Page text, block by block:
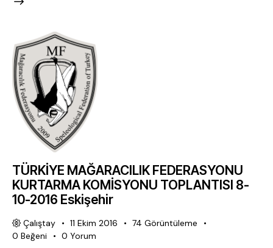
TÜRKİYE MAĞARACILIK FEDERASYONU
KURTARMA KOMİSYONU TOPLANTISI 8-
10-2016 Eskişehir
Çalıştay 11 Ekim 2016 74 Görüntüleme
0 Beğeni 0 Yorum